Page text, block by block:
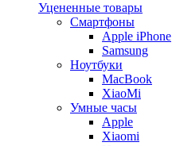
Уцененные товары
Cмартфоны
Apple iPhone
Samsung
Ноутбуки
MacBook
XiaoMi
Умные часы
Apple
Xiaomi